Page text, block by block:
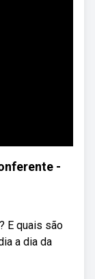
-
E quais são
a dia da